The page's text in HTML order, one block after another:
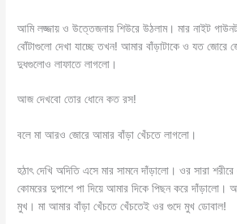
আমি লজ্জায় ও উত্তেজনায় শিউরে উঠলাম। মার নাইট
বোঁটাগুলো দেখা যাচ্ছে তখন! আমার বাঁড়াটাকে ও যত
দুধগুলোও লাফাতে লাগলো।
আজ দেখবো তোর ধোনে কত রস!
বলে মা আরও জোরে আমার বাঁড়া খেঁচতে লাগলো।
হঠাৎ দেখি অদিতি এসে মার সামনে দাঁড়ালো। ওর সারা
কোমরের দুপাশে পা দিয়ে আমার দিকে পিছন করে দাঁড়ালো।
মুখ। মা আমার বাঁড়া খেঁচতে খেঁচতেই ওর গুদে মুখ ডোবাল!